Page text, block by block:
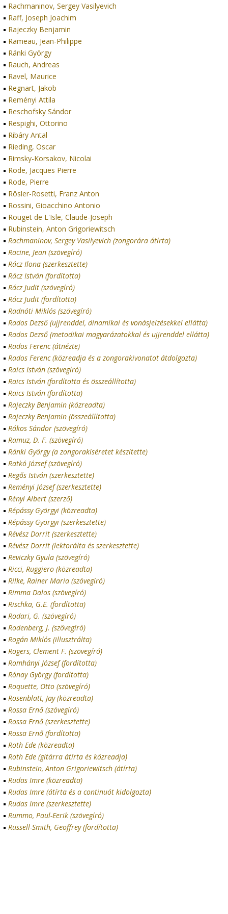
Rachmaninov, Sergey Vasilyevich
Raff, Joseph Joachim
Rajeczky Benjamin
Rameau, Jean-Philippe
Ránki György
Rauch, Andreas
Ravel, Maurice
Regnart, Jakob
Reményi Attila
Reschofsky Sándor
Respighi, Ottorino
Ribáry Antal
Rieding, Oscar
Rimsky-Korsakov, Nicolai
Rode, Jacques Pierre
Rode, Pierre
Rösler-Rosetti, Franz Anton
Rossini, Gioacchino Antonio
Rouget de L'Isle, Claude-Joseph
Rubinstein, Anton Grigoriewitsch
Rachmaninov, Sergey Vasilyevich (zongorára átírta)
Racine, Jean (szövegíró)
Rácz Ilona (szerkesztette)
Rácz István (fordította)
Rácz Judit (szövegíró)
Rácz Judit (fordította)
Radnóti Miklós (szövegíró)
Rados Dezső (ujjrenddel, dinamikai és vonásjelzésekkel ellátta)
Rados Dezső (metodikai magyarázatokkal és ujjrenddel ellátta)
Rados Ferenc (átnézte)
Rados Ferenc (közreadja és a zongorakivonatot átdolgozta)
Raics István (szövegíró)
Raics István (fordította és összeállította)
Raics István (fordította)
Rajeczky Benjamin (közreadta)
Rajeczky Benjamin (összeállította)
Rákos Sándor (szövegíró)
Ramuz, D. F. (szövegíró)
Ránki György (a zongorakíséretet készítette)
Ratkó József (szövegíró)
Regős István (szerkesztette)
Reményi József (szerkesztette)
Rényi Albert (szerző)
Répássy Györgyi (közreadta)
Répássy Györgyi (szerkesztette)
Révész Dorrit (szerkesztette)
Révész Dorrit (lektorálta és szerkesztette)
Reviczky Gyula (szövegíró)
Ricci, Ruggiero (közreadta)
Rilke, Rainer Maria (szövegíró)
Rimma Dalos (szövegíró)
Rischka, G.E. (fordította)
Rodari, G. (szövegíró)
Rodenberg, J. (szövegíró)
Rogán Miklós (illusztrálta)
Rogers, Clement F. (szövegíró)
Romhányi József (fordította)
Rónay György (fordította)
Roquette, Otto (szövegíró)
Rosenblatt, Jay (közreadta)
Rossa Ernő (szövegíró)
Rossa Ernő (szerkesztette)
Rossa Ernő (fordította)
Roth Ede (közreadta)
Roth Ede (gitárra átírta és közreadja)
Rubinstein, Anton Grigoriewitsch (átírta)
Rudas Imre (közreadta)
Rudas Imre (átírta és a continuót kidolgozta)
Rudas Imre (szerkesztette)
Rummo, Paul-Eerik (szövegíró)
Russell-Smith, Geoffrey (fordította)